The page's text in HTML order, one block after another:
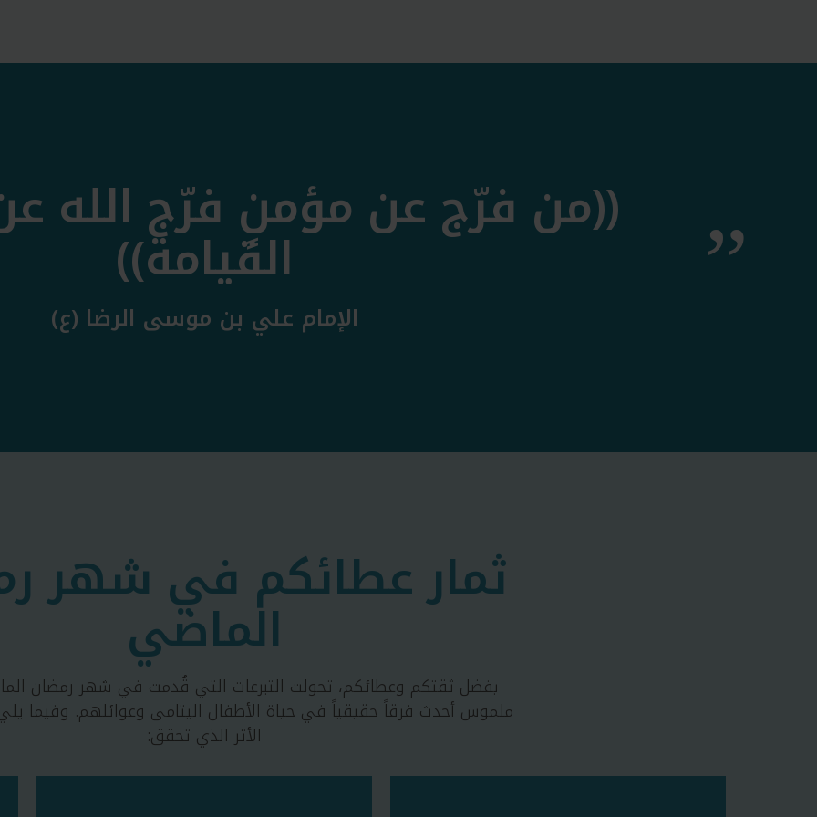
((من فرّج عن مؤمنٍ فرّج الله
القيامة))
الإمام علي بن موسى الرضا (ع)
ثمار عطائكم في شهر
الماضي
بفضل ثقتكم وعطائكم، تحولت التبرعات التي قُدمت في شهر رمضان
ملموس أحدث فرقاً حقيقياً في حياة الأطفال اليتامى وعوائلهم. وفيما
الأثر الذي تحقق: